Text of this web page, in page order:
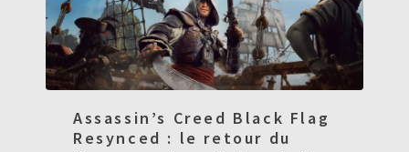
Assassin’s Creed Black Flag
Resynced : le retour du